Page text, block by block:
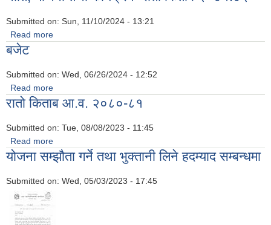
Submitted on: Sun, 11/10/2024 - 13:21
Read more
बजेट
Submitted on: Wed, 06/26/2024 - 12:52
Read more
रातो किताब आ.व. २०८०-८१
Submitted on: Tue, 08/08/2023 - 11:45
Read more
योजना सम्झौता गर्ने तथा भुक्तानी लिने हदम्याद सम्बन्धमा
Submitted on: Wed, 05/03/2023 - 17:45